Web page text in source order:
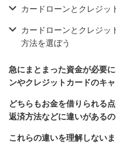
カードローンとクレジッ
カードローンとクレジッ
方法を選ぼう
急にまとまった資金が必要
ンやクレジットカードのキャ
どちらもお金を借りられる
返済方法などに違いがある
これらの違いを理解しない